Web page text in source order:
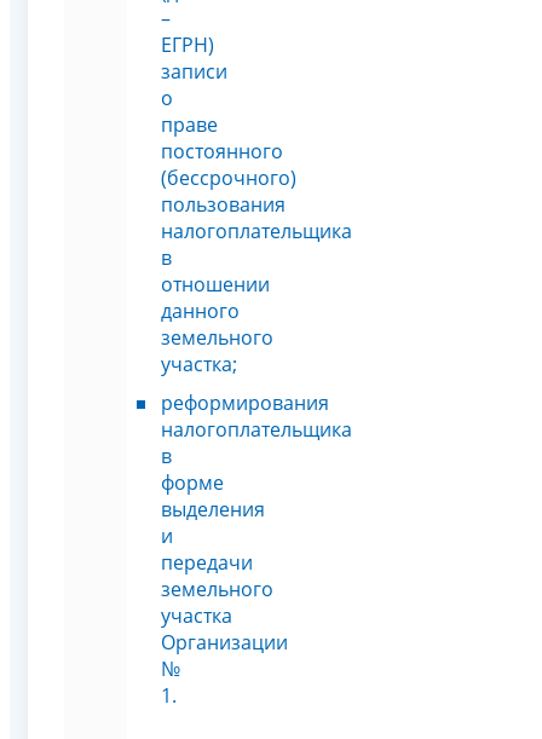
–
ЕГРН)
записи
о
праве
постоянного
(бессрочного)
пользования
налогоплательщика
в
отношении
данного
земельного
участка;
реформирования
налогоплательщика
в
форме
выделения
и
передачи
земельного
участка
Организации
№
1.